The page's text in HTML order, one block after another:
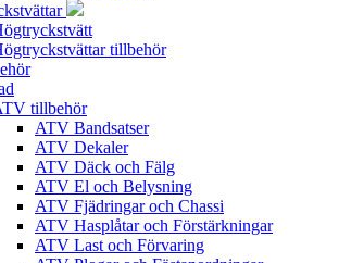
tillbehör
tillbehör
ATV Bandsatser
ATV Dekaler
ATV Däck och Fälg
ATV El och Belysning
ATV Fjädringar och Chassi
ATV Hasplåtar och Förstärkningar
ATV Last och Förvaring